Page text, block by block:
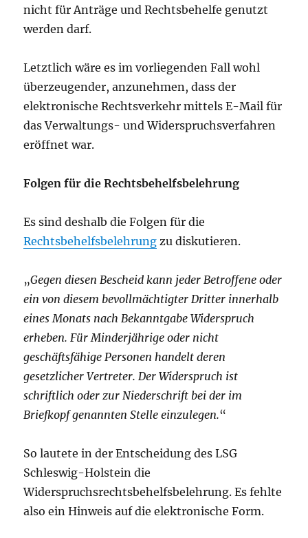
nicht für Anträge und Rechtsbehelfe genutzt
werden darf.
Letztlich wäre es im vorliegenden Fall wohl
überzeugender, anzunehmen, dass der
elektronische Rechtsverkehr mittels E-Mail für
das Verwaltungs- und Widerspruchsverfahren
eröffnet war.
Folgen für die Rechtsbehelfsbelehrung
Es sind deshalb die Folgen für die
Rechtsbehelfsbelehrung zu diskutieren.
„Gegen diesen Bescheid kann jeder Betroffene oder
ein von diesem bevollmächtigter Dritter innerhalb
eines Monats nach Bekanntgabe Widerspruch
erheben. Für Minderjährige oder nicht
geschäftsfähige Personen handelt deren
gesetzlicher Vertreter. Der Widerspruch ist
schriftlich oder zur Niederschrift bei der im
Briefkopf genannten Stelle einzulegen.“
So lautete in der Entscheidung des LSG
Schleswig-Holstein die
Widerspruchsrechtsbehelfsbelehrung. Es fehlte
also ein Hinweis auf die elektronische Form.